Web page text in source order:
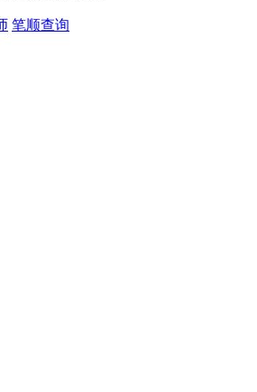
笔顺查询